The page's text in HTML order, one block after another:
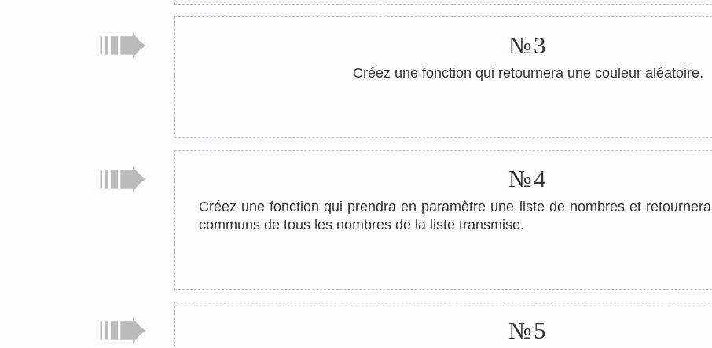
№3
Créez une fonction qui retournera une couleur aléatoire.
№4
Créez une fonction qui prendra en paramètre une liste de nombres et
communs de tous les nombres de la liste transmise.
№5